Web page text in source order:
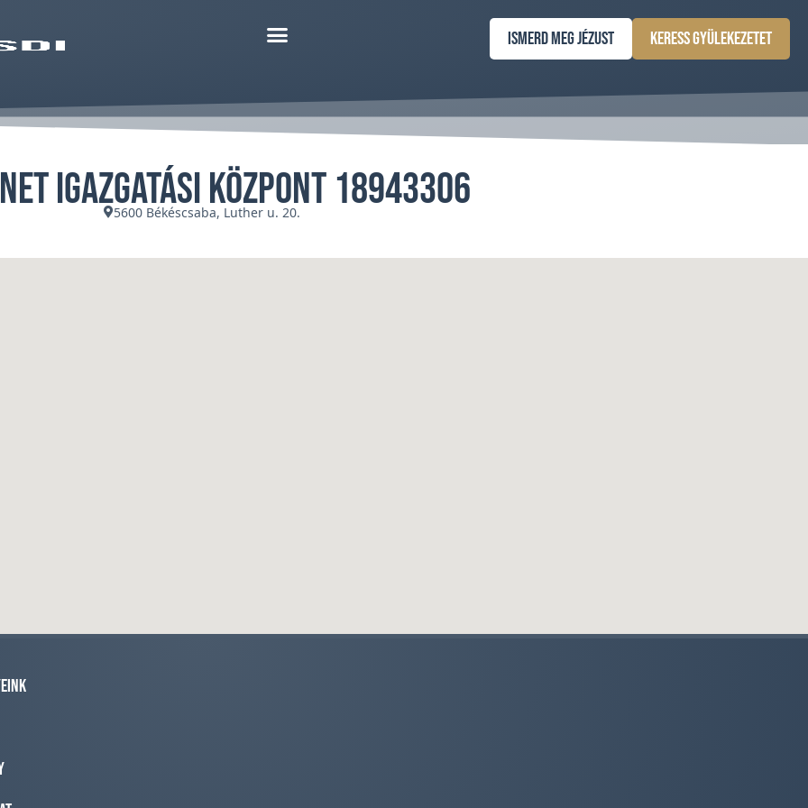
Ismerd meg Jézust Keress gyülekezetet
Igazgatási Központ 18943306
5600 Békéscsaba, Luther u. 20.